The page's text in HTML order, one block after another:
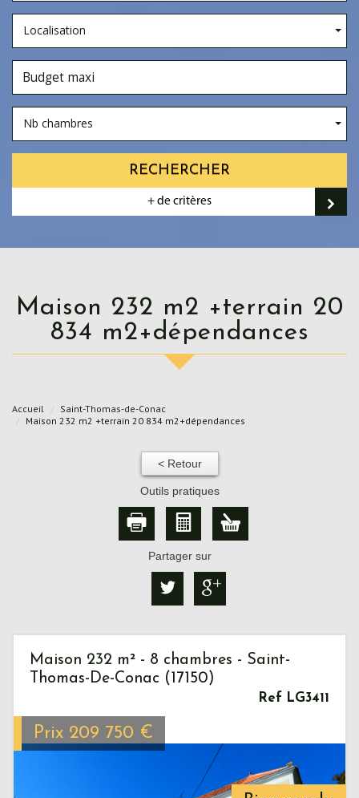
Localisation
Nb chambres
RECHERCHER
+ de critères
Maison 232 m2 +terrain 20
834 m2+dépendances
Accueil
Saint-Thomas-de-Conac
Maison 232 m2 +terrain 20 834 m2+dépendances
< Retour
Outils pratiques
Partager sur
Maison 232 m² - 8 chambres - Saint-
Thomas-De-Conac (17150)
Ref LG3411
Prix 209 750 €